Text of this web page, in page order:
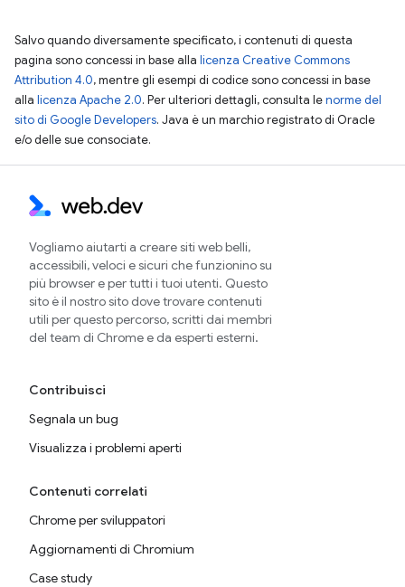
Salvo quando diversamente specificato, i contenuti di questa
pagina sono concessi in base alla licenza Creative Commons
Attribution 4.0, mentre gli esempi di codice sono concessi in base
alla licenza Apache 2.0. Per ulteriori dettagli, consulta lenorme del
sito di Google Developers. Java è un marchio registrato di Oracle
e/o delle sue consociate.
Vogliamo aiutarti a creare siti web belli,
accessibili, veloci e sicuri che funzionino su
più browser e per tutti i tuoi utenti. Questo
sito è il nostro sito dove trovare contenuti
utili per questo percorso, scritti dai membri
del team di Chrome e da esperti esterni.
Contribuisci
Segnala un bug
Visualizza i problemi aperti
Contenuti correlati
Chrome per sviluppatori
Aggiornamenti di Chromium
Case study